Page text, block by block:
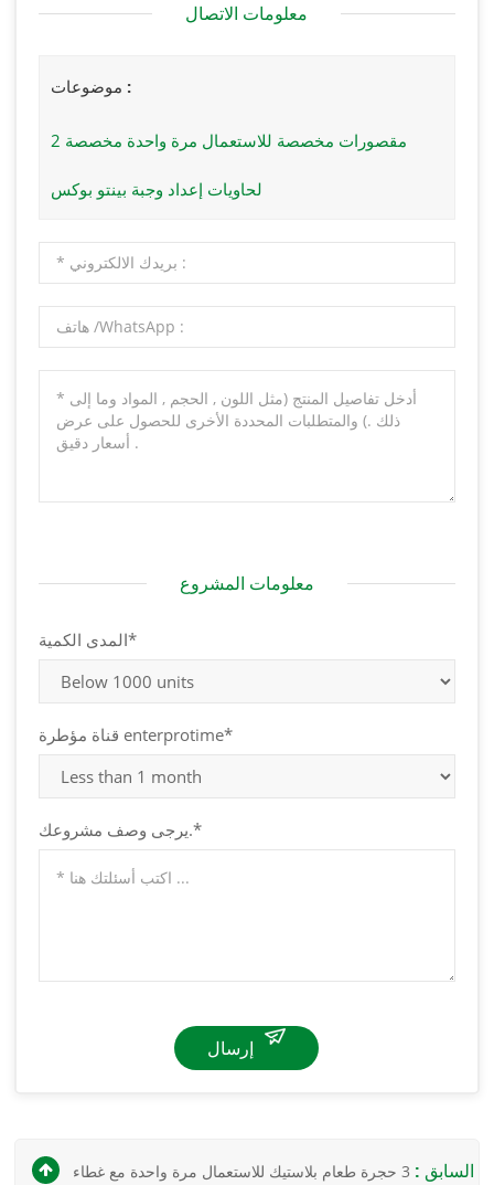
معلومات الاتصال
موضوعات :
2 مقصورات مخصصة للاستعمال مرة واحدة مخصصة
لحاويات إعداد وجبة بينتو بوكس
معلومات المشروع
المدى الكمية*
قناة مؤطرة enterprotime*
يرجى وصف مشروعك.*
إرسال
السابق : 3 حجرة طعام بلاستيك للاستعمال مرة واحدة مع غطاء